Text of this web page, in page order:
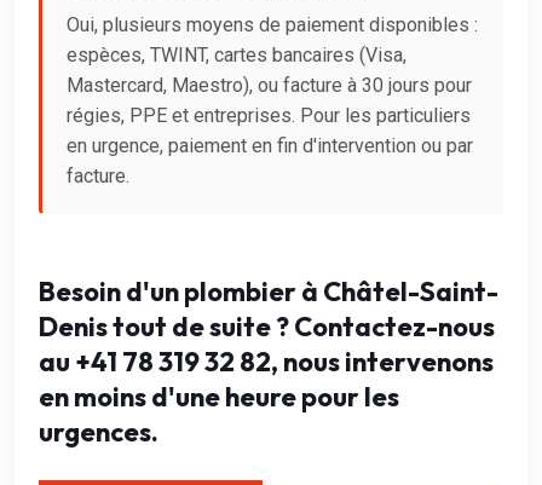
Oui, plusieurs moyens de paiement disponibles :
espèces, TWINT, cartes bancaires (Visa,
Mastercard, Maestro), ou facture à 30 jours pour
régies, PPE et entreprises. Pour les particuliers
en urgence, paiement en fin d'intervention ou par
facture.
Besoin d'un plombier à Châtel-Saint-
Denis tout de suite ? Contactez-nous
au +41 78 319 32 82, nous intervenons
en moins d'une heure pour les
urgences.